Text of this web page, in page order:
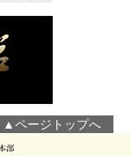
▲ページトップへ